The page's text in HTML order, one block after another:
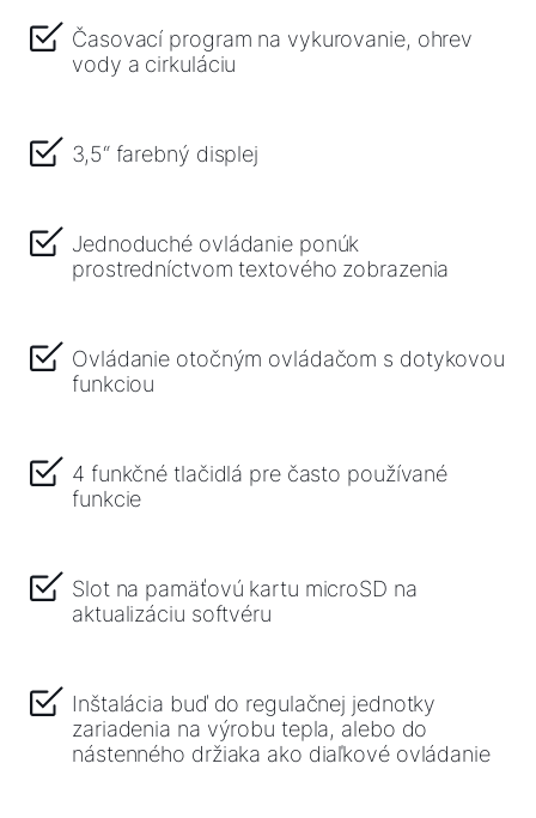
Časovací program na vykurovanie, ohrev
vody a cirkuláciu
3,5“ farebný displej
Jednoduché ovládanie ponúk
prostredníctvom textového zobrazenia
Ovládanie otočným ovládačom s dotykovou
funkciou
4 funkčné tlačidlá pre často používané
funkcie
Slot na pamäťovú kartu microSD na
aktualizáciu softvéru
Inštalácia buď do regulačnej jednotky
zariadenia na výrobu tepla, alebo do
nástenného držiaka ako diaľkové ovládanie
Dôležité odkazy
Servisný portál